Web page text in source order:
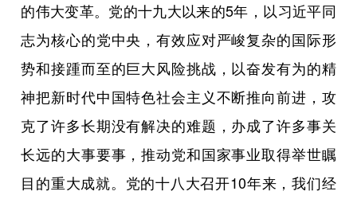
的伟大变革。党的十九大以来的5年，以习近平同
志为核心的党中央，有效应对严峻复杂的国际形
势和接踵而至的巨大风险挑战，以奋发有为的精
神把新时代中国特色社会主义不断推向前进，攻
克了许多长期没有解决的难题，办成了许多事关
长远的大事要事，推动党和国家事业取得举世瞩
目的重大成就。党的十八大召开10年来，我们经